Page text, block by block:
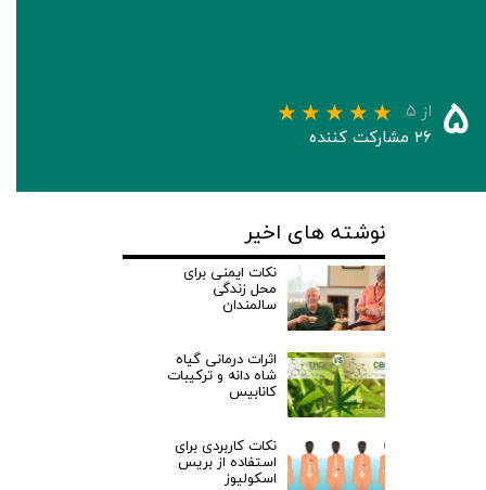
۵ از ۵
۲۶ مشارکت کننده
نوشته های اخیر
نکات ایمنی برای
محل زندگی
سالمندان
اثرات درمانی گیاه
شاه دانه و ترکیبات
کانابیس
نکات کاربردی برای
استفاده از بریس
اسکولیوز